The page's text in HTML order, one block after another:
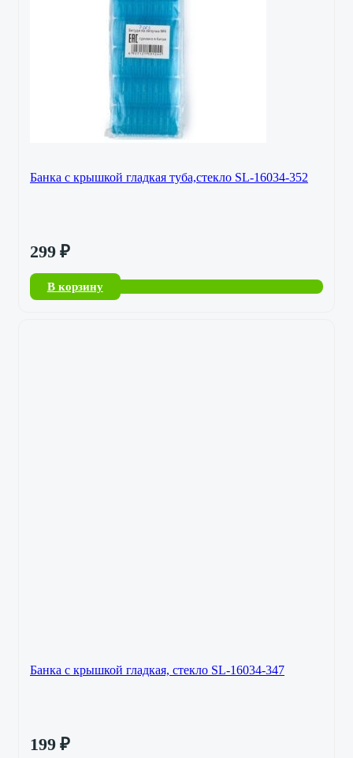
Банка с крышкой гладкая туба,стекло SL-16034-352
299 ₽
В корзину
Банка с крышкой гладкая, стекло SL-16034-347
199 ₽